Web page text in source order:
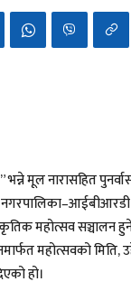
भन्ने मूल नारासहित
महोत्सव सञ्चालन
महोत्सवको मिति,
हो।